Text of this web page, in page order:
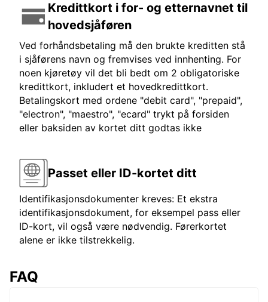
Kredittkort i for- og etternavnet til
hovedsjåføren
Ved forhåndsbetaling må den brukte kreditten stå
i sjåførens navn og fremvises ved innhenting. For
noen kjøretøy vil det bli bedt om 2 obligatoriske
kredittkort, inkludert et hovedkredittkort.
Betalingskort med ordene "debit card", "prepaid",
"electron", "maestro", "ecard" trykt på forsiden
eller baksiden av kortet ditt godtas ikke
Passet eller ID-kortet ditt
Identifikasjonsdokumenter kreves: Et ekstra
identifikasjonsdokument, for eksempel pass eller
ID-kort, vil også være nødvendig. Førerkortet
alene er ikke tilstrekkelig.
FAQ